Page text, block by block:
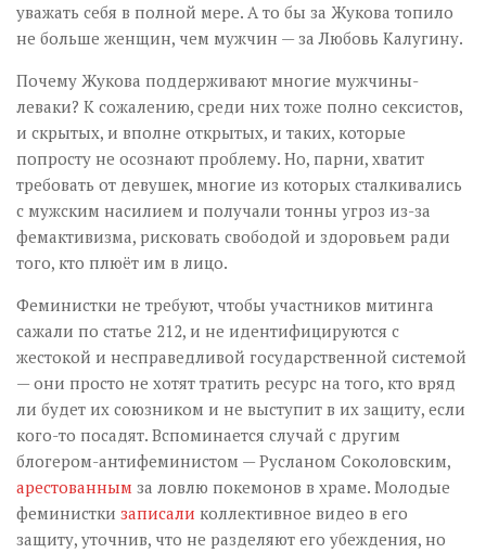
уважать себя в полной мере. А то бы за Жукова топило
не больше женщин, чем мужчин — за Любовь Калугину.
Почему Жукова поддерживают многие мужчины-
леваки? К сожалению, среди них тоже полно сексистов,
и скрытых, и вполне открытых, и таких, которые
попросту не осознают проблему. Но, парни, хватит
требовать от девушек, многие из которых сталкивались
с мужским насилием и получали тонны угроз из-за
фемактивизма, рисковать свободой и здоровьем ради
того, кто плюёт им в лицо.
Феминистки не требуют, чтобы участников митинга
сажали по статье 212, и не идентифицируются с
жестокой и несправедливой государственной системой
— они просто не хотят тратить ресурс на того, кто вряд
ли будет их союзником и не выступит в их защиту, если
кого-то посадят. Вспоминается случай с другим
блогером-антифеминистом — Русланом Соколовским,
арестованным за ловлю покемонов в храме. Молодые
феминистки записали коллективное видео в его
защиту, уточнив, что не разделяют его убеждения, но